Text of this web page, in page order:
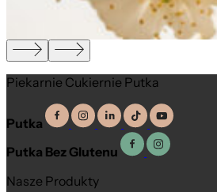
Piekarnie Cukiernie Putka
Putka
Putka Bez Glutenu
Nasze Produkty